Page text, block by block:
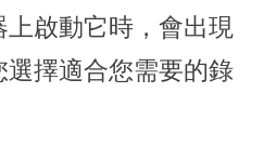
啟動它時，會出現
擇適合您需要的錄